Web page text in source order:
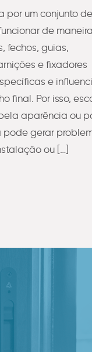
por um conjunto de
de maneira
fechos, guias,
e fixadores
e
final. Por isso,
aparência ou
gerar
ou […]